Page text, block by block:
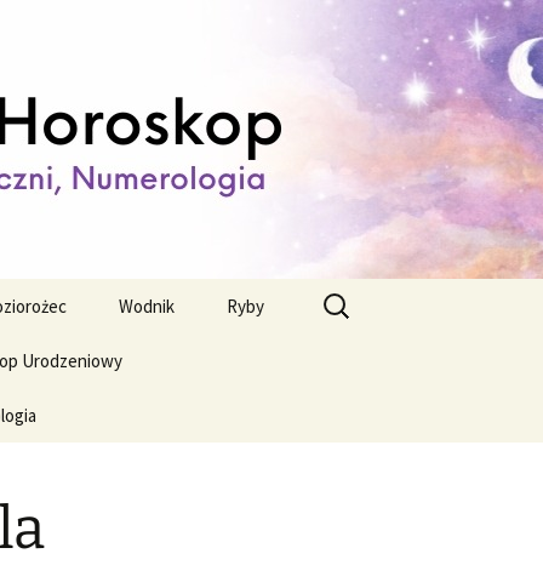
Wodnik Ryby
Urodzeniowy
Szukaj: